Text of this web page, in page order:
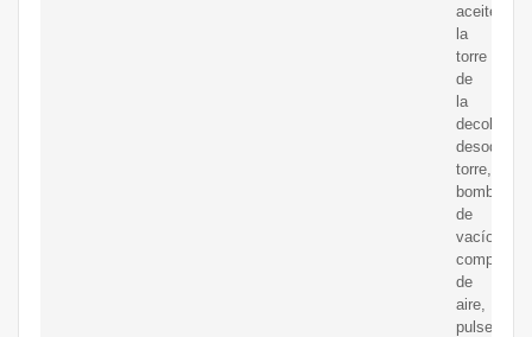
aceite,
la
torre
de
la
torre,
bomba
de
vacío,
de
aire,
pulse